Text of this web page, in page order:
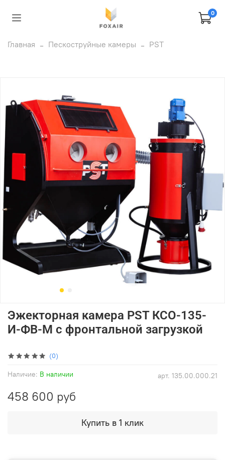
0
Главная Пескоструйные камеры PST
(0)
арт. 135.00.000.21
Наличие: В наличии
Эжекторная камера PST КСО-135-
И-ФВ-М с фронтальной загрузкой
458 600 руб
Купить в 1 клик